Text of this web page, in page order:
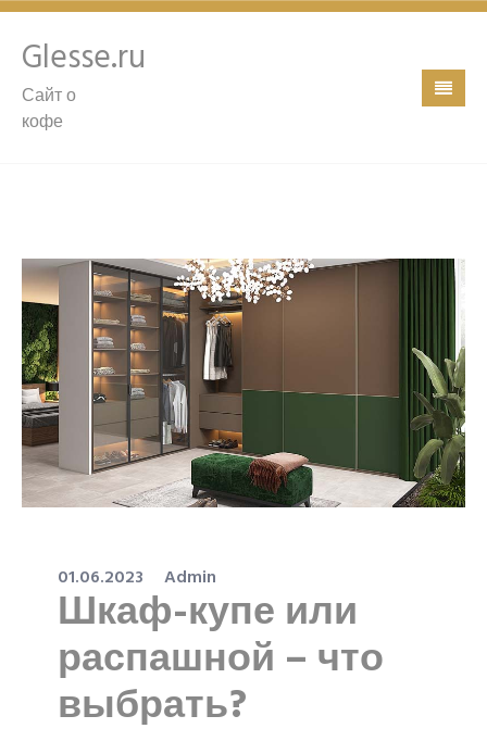
Glesse.ru
Сайт о
кофе
01.06.2023 Admin
Шкаф-купе или
распашной – что
выбрать?